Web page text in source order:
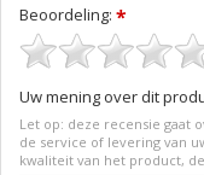
Beoordeling: *
Uw mening over dit
Let op: deze recensie gaat
de service of levering van
kwaliteit van het product,